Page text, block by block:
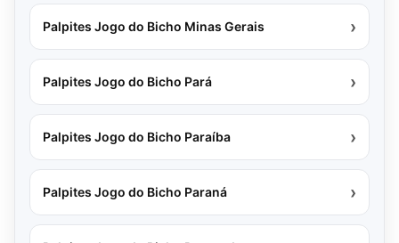
Palpites Jogo do Bicho Minas Gerais ›
Palpites Jogo do Bicho Pará ›
Palpites Jogo do Bicho Paraíba ›
Palpites Jogo do Bicho Paraná ›